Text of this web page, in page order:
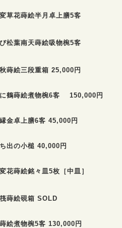
草花蒔絵半月卓上膳5客
松葉南天蒔絵吸物椀5客
蒔絵三段重箱 25,000円
に鶴蒔絵煮物椀6客 150,000円
金卓上膳6客 45,000円
出の小槌 40,000円
花蒔絵銘々皿5枚［中皿］
蒔絵硯箱 SOLD
絵煮物椀5客 130,000円